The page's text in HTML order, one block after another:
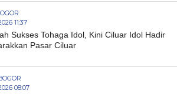
11:37
Sukses Tohaga Idol, Kini Ciluar Idol Hadir
Pasar Ciluar
08:07